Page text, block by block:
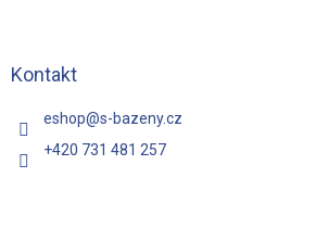
Kontakt
eshop@s-bazeny.cz
+420 731 481 257